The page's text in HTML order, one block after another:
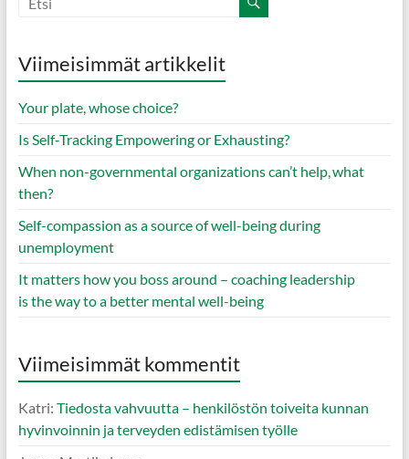
Viimeisimmät artikkelit
Your plate, whose choice?
Is Self‑Tracking Empowering or Exhausting?
When non-governmental organizations can’t help, what
then?
Self-compassion as a source of well-being during
unemployment
It matters how you boss around – coaching leadership
is the way to a better mental well-being
Viimeisimmät kommentit
Katri: Tiedosta vahvuutta – henkilöstön toiveita kunnan
hyvinvoinnin ja terveyden edistämisen työlle